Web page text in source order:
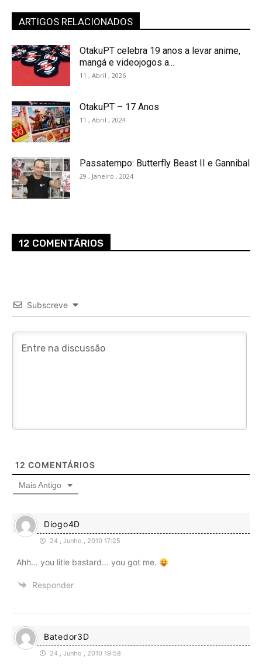
ARTIGOS RELACIONADOS
OtakuPT celebra 19 anos a levar anime,
mangá e videojogos a...
11 , Abril , 2026
OtakuPT – 17 Anos
11 , Abril , 2024
Passatempo: Butterfly Beast II e Gannibal
29 , Janeiro , 2024
12 COMENTÁRIOS
Subscreve
12 COMENTÁRIOS
Mais Antigo
Diogo4D
24 , Junho , 2010 17:25
Ahh… you litle bastard… you got me.
Responder
Batedor3D
24 , Junho , 2010 19:58